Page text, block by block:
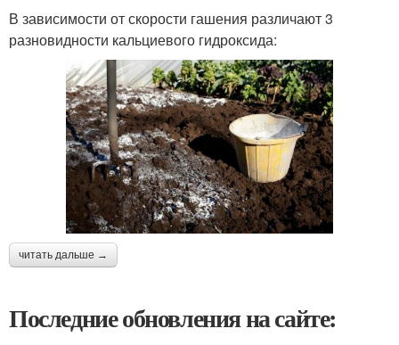
В зависимости от скорости гашения различают 3
разновидности кальциевого гидроксида:
читать дальше →
Последние обновления на сайте: